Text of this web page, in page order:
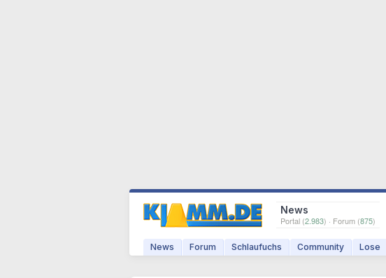
News
Portal (2.983) · Forum (875)
News Forum Schlaufuchs Community Lose